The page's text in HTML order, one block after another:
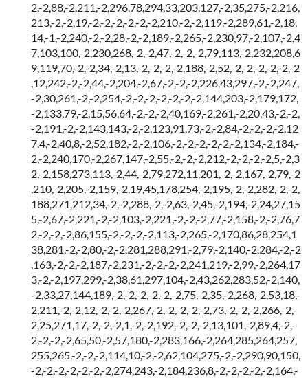
2,-2,88,-2,211,-2,296,78,294,33,203,127,-2,35,275,-2,216,
213,-2,-2,19,-2,-2,-2,-2,-2,-2,210,-2,-2,119,-2,289,61,-2,18,
14,-1,-2,240,-2,-2,28,-2,-2,189,-2,265,-2,230,97,-2,107,-2,4
7,103,100,-2,230,268,-2,-2,47,-2,-2,-2,79,113,-2,232,208,6
9,119,70,-2,-2,34,-2,13,-2,-2,-2,-2,188,-2,52,-2,-2,-2,-2,-2,-2
,12,242,-2,-2,44,-2,204,-2,67,-2,-2,-2,226,43,297,-2,-2,247,
-2,30,261,-2,-2,254,-2,-2,-2,-2,-2,-2,-2,144,203,-2,179,172,
-2,133,79,-2,15,56,64,-2,-2,-2,40,169,-2,261,-2,20,43,-2,-2,
-2,191,-2,-2,143,143,-2,-2,123,91,73,-2,-2,84,-2,-2,-2,-2,12
7,4,-2,40,8,-2,52,182,-2,-2,106,-2,-2,-2,-2,-2,-2,134,-2,184,-
2,-2,240,170,-2,267,147,-2,55,-2,-2,-2,212,-2,-2,-2,-2,5,-2,3
2,-2,158,273,113,-2,44,-2,79,272,11,201,-2,-2,167,-2,79,-2
,210,-2,205,-2,159,-2,19,45,178,254,-2,195,-2,-2,282,-2,-2,
188,271,212,34,-2,-2,288,-2,-2,63,-2,45,-2,194,-2,24,27,15
5,-2,67,-2,221,-2,-2,103,-2,221,-2,-2,-2,77,-2,158,-2,-2,76,7
2,-2,-2,-2,86,155,-2,-2,-2,-2,113,-2,265,-2,170,86,28,254,1
38,281,-2,-2,80,-2,-2,281,288,291,-2,79,-2,140,-2,284,-2,-2
,163,-2,-2,-2,187,-2,231,-2,-2,-2,-2,241,219,-2,99,-2,264,17
3,-2,-2,197,299,-2,38,61,297,104,-2,43,262,283,52,-2,140,
-2,33,27,144,189,-2,-2,-2,-2,-2,-2,75,-2,35,-2,268,-2,53,18,-
2,211,-2,-2,12,-2,-2,-2,267,-2,-2,-2,-2,-2,73,-2,-2,-2,266,-2,-
2,25,271,17,-2,-2,-2,1,-2,-2,192,-2,-2,-2,13,101,-2,89,4,-2,-
2,-2,-2,-2,65,50,-2,57,180,-2,283,166,-2,264,285,264,257,
255,265,-2,-2,-2,114,10,-2,-2,62,104,275,-2,-2,290,90,150,
-2,-2,-2,-2,-2,-2,-2,274,243,-2,184,236,8,-2,-2,-2,-2,-2,164,-